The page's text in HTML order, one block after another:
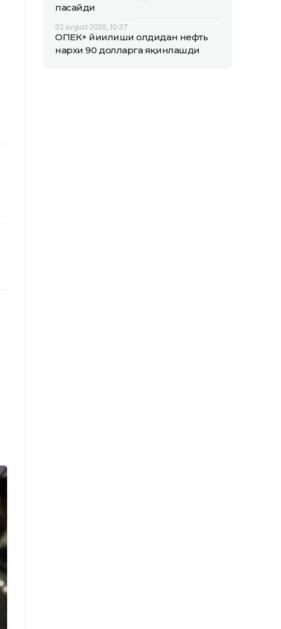
пасайди
02 avgust 2026, 10:37
ОПEК+ йиғилиши олдидан нефть
нархи 90 долларга яқинлашди